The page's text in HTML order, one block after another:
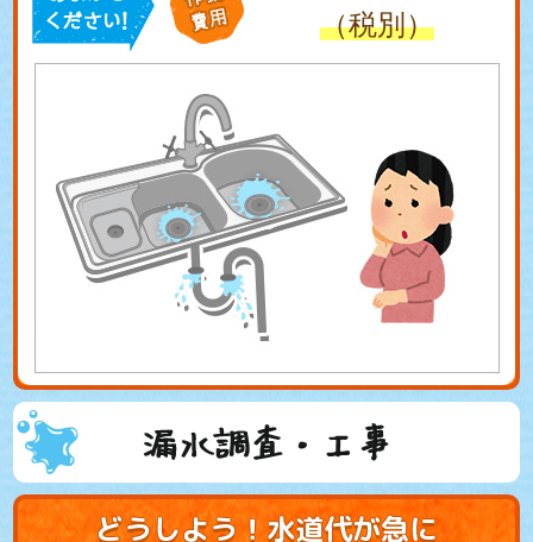
（税別）
漏水調査・工事
どうしよう！水道代が急に